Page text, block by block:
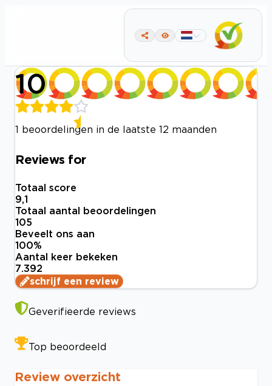
10
1 beoordelingen in de laatste 12 maanden
Reviews for
Totaal score
9,1
Totaal aantal beoordelingen
105
Beveelt ons aan
100%
Aantal keer bekeken
7.392
schrijf een review
Geverifieerde reviews
Top beoordeeld
Review overzicht